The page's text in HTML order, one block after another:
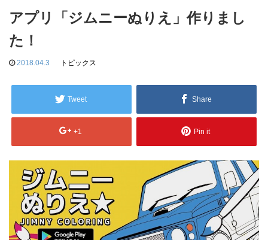
アプリ「ジムニーぬりえ」作りまし
た！
2018.04.3 トピックス
Tweet Share
+1 Pin it